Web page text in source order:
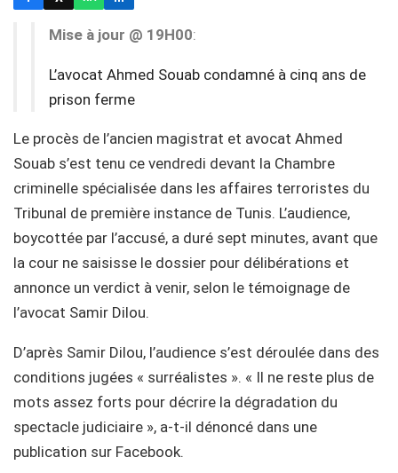
Mise à jour @ 19H00:
L’avocat Ahmed Souab condamné à cinq ans de
prison ferme
Le procès de l’ancien magistrat et avocat Ahmed
Souab s’est tenu ce vendredi devant la Chambre
criminelle spécialisée dans les affaires terroristes du
Tribunal de première instance de Tunis. L’audience,
boycottée par l’accusé, a duré sept minutes, avant que
la cour ne saisisse le dossier pour délibérations et
annonce un verdict à venir, selon le témoignage de
l’avocat Samir Dilou.
D’après Samir Dilou, l’audience s’est déroulée dans des
conditions jugées « surréalistes ». « Il ne reste plus de
mots assez forts pour décrire la dégradation du
spectacle judiciaire », a-t-il dénoncé dans une
publication sur Facebook.